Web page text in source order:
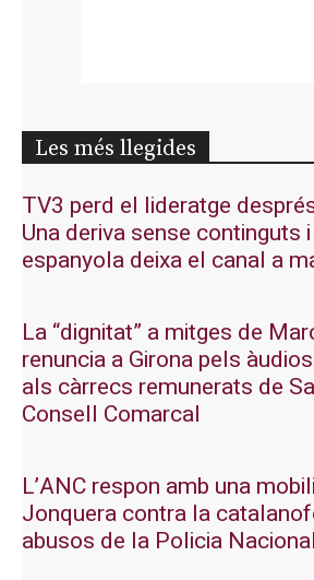
Les més llegides
TV3 perd el lideratge
Una deriva sense continguts
espanyola deixa el canal a
La “dignitat” a mitges de
renuncia a Girona pels
als càrrecs remunerats de
Consell Comarcal
L’ANC respon amb una
Jonquera contra la
abusos de la Policia Nacional